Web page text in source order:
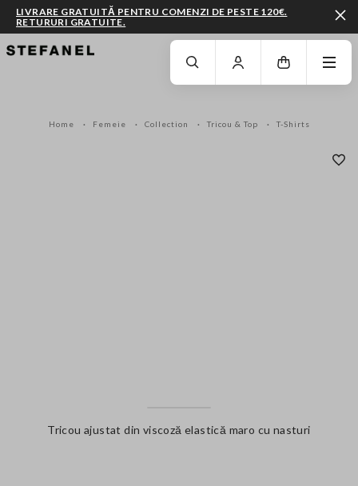
MERGI LA CONȚINUTUL PRINCIPALDERULEAZĂ ÎN JOS
LIVRARE GRATUITĂ PENTRU COMENZI DE PESTE 120€.
RETURURI GRATUITE.
Home Femeie Collection Tricou & Top T-Shirts
Tricou ajustat din viscoză elastică maro cu nasturi